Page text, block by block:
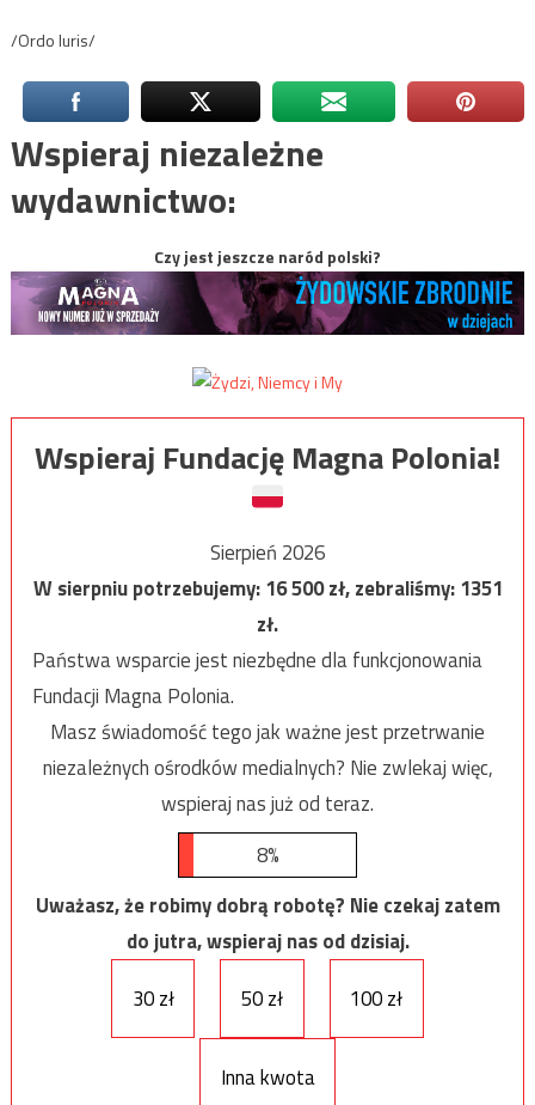
/Ordo Iuris/
Wspieraj niezależne
wydawnictwo:
Czy jest jeszcze naród polski?
Wspieraj Fundację Magna Polonia!
Sierpień 2026
W sierpniu potrzebujemy:16 500zł, zebraliśmy:1351
zł.
Państwa wsparcie jest niezbędne dla funkcjonowania
Fundacji Magna Polonia.
Masz świadomość tego jak ważne jest przetrwanie
niezależnych ośrodków medialnych? Nie zwlekaj więc,
wspieraj nas już od teraz.
8%
Uważasz, że robimy dobrą robotę? Nie czekaj zatem
do jutra, wspieraj nas od dzisiaj.
30 zł
50 zł 100 zł
Inna kwota